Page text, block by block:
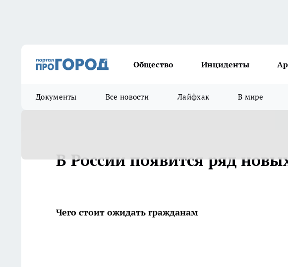
Общество Инциденты
Документы Все новости Лайфхак В мире
В России появится ряд
Чего стоит ожидать гражданам